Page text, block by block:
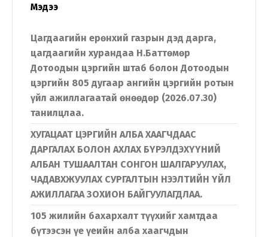
Мэдээ
Цагдаагийн ерөнхий газрын дэд дарга,
цагдаагийн хурандаа Н.Баттөмөр
Дотоодын цэргийн штаб болон Дотоодын
цэргийн 805 дугаар ангийн цэргийн ротын
үйл ажиллагаатай өнөөдөр (2026.07.30)
танилцлаа.
ХУГАЦААТ ЦЭРГИЙН АЛБА ХААГЧДААС
ДАРГАЛАХ БОЛОН АХЛАХ БҮРЭЛДЭХҮҮНИЙ
АЛБАН ТУШААЛТАН СОНГОН ШАЛГАРУУЛАХ,
ЧАДАВХЖУУЛАХ СУРГАЛТЫН НЭЭЛТИЙН ҮЙЛ
АЖИЛЛАГАА ЗОХИОН БАЙГУУЛАГДЛАА.
105 жилийн бахархалт түүхийг хамтдаа
бүтээсэн үе үеийн алба хаагчдын